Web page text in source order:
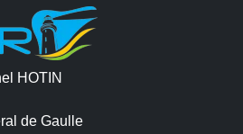
HOTIN
de Gaulle